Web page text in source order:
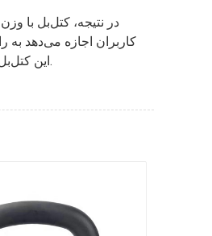
در نتیجه، کتل‌بل با
کاربران اجازه می‌دهد
ورزشکاران باتجربه عمل می‌کند. با دانش و تخصص برندهایی مانند Leadman Fitness، این کتل‌بل نوید عملکرد استثنایی و سازگاری با هر رژیم یا فضای تمرینی را می‌دهد.